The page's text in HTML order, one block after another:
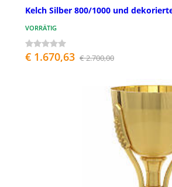
Kelch Silber 800/1000 und
VORRÄTIG
€ 1.670,63 € 2.700,00